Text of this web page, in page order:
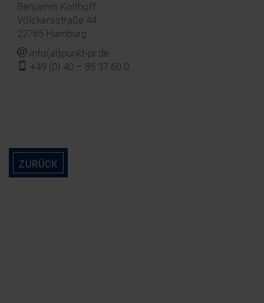
Benjamin Kolthoff
Völckersstraße 44
22765 Hamburg
j info(at)punkt-pr.de
f +49 (0) 40 – 85 37 60 0
ZURÜCK